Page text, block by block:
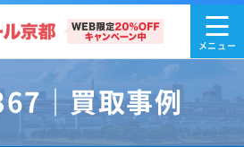
｜買取事例